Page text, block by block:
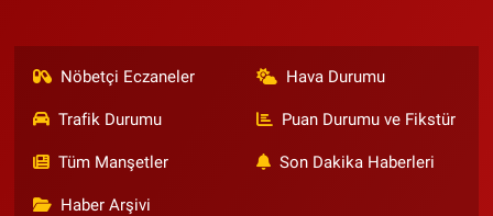
Nöbetçi Eczaneler Hava Durumu
Trafik Durumu Puan Durumu ve Fikstür
Tüm Manşetler Son Dakika Haberleri
Haber Arşivi